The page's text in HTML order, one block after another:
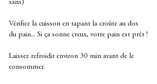
sans)
Vérifiez la cuisson en tapant la croûte au dos
du pain... Si ça sonne creux, votre pain est prêt !
Laissez refroidir environ 30 min avant de le
consommer.